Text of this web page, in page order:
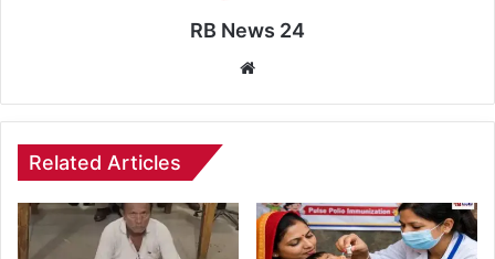
RB News 24
Related Articles